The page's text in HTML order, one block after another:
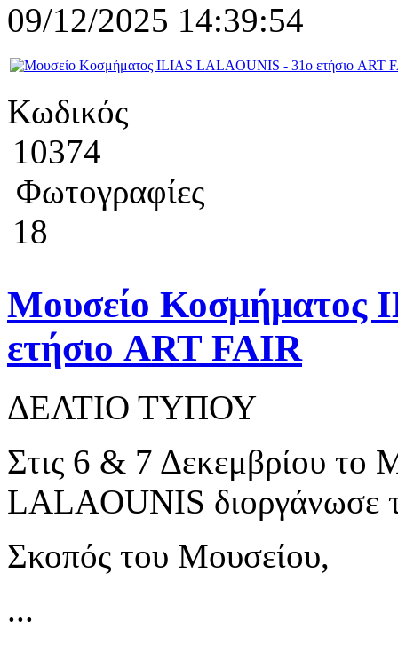
09/12/2025 14:39:54
Κωδικός
10374
Φωτογραφίες
18
Μουσείο Κοσμήματος
ετήσιο ART FAIR
ΔΕΛΤΙΟ ΤΥΠΟΥ
Στις 6 & 7 Δεκεμβρίου
LALAOUNIS διοργάνωσε
Σκοπός του Μουσείου,
...